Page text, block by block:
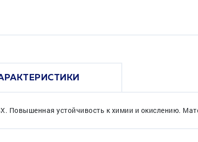
Повышенная устойчивость к химии и окислению.